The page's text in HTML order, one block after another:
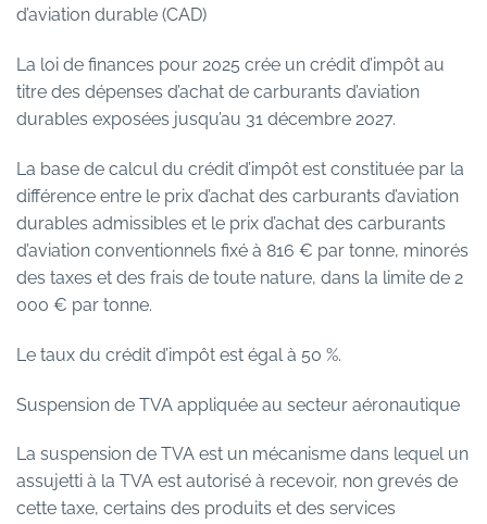
d’aviation durable (CAD)
La loi de finances pour 2025 crée un crédit d’impôt au
titre des dépenses d’achat de carburants d’aviation
durables exposées jusqu’au 31 décembre 2027.
La base de calcul du crédit d’impôt est constituée par la
différence entre le prix d’achat des carburants d’aviation
durables admissibles et le prix d’achat des carburants
d’aviation conventionnels fixé à 816 € par tonne, minorés
des taxes et des frais de toute nature, dans la limite de 2
000 € par tonne.
Le taux du crédit d’impôt est égal à 50 %.
Suspension de TVA appliquée au secteur aéronautique
La suspension de TVA est un mécanisme dans lequel un
assujetti à la TVA est autorisé à recevoir, non grevés de
cette taxe, certains des produits et des services